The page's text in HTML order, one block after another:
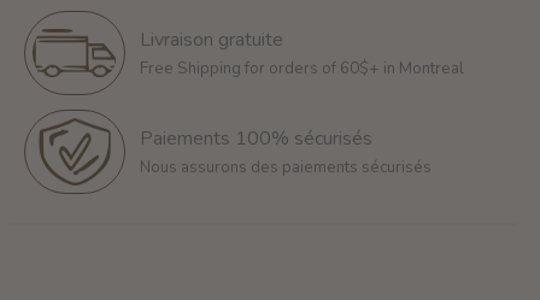
Livraison gratuite
Free Shipping for orders of 60$+ in Montreal
Paiements 100% sécurisés
Nous assurons des paiements sécurisés